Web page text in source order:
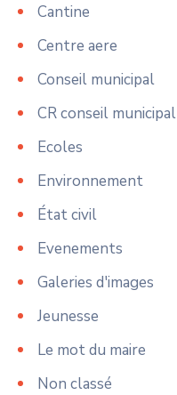
Cantine
Centre aere
Conseil municipal
CR conseil municipal
Ecoles
Environnement
État civil
Evenements
Galeries d'images
Jeunesse
Le mot du maire
Non classé